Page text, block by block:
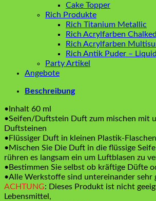
Cake Topper
Rich Produkte
Rich Titanium Metallic
Rich Acrylfarben Chalked
Rich Acrylfarben
Rich Antik Puder –
Party Artikel
Angebote
Beschreibung
•Inhalt 60 ml
•Seifen/Duftstein Duft zum mischen mit
Duftsteinen
•Flüssiger Duft in kleinen Plastik-Flaschen
•Mischen Sie Die Duft in die flüssige
rühren es langsam ein um Luftblasen zu
•Bestimmen Sie selbst ob kräftige Düfte
•Alle Werkstoffe sind untereinander sehr
ACHTUNG: Dieses Produkt ist nicht
Lebensmittel,